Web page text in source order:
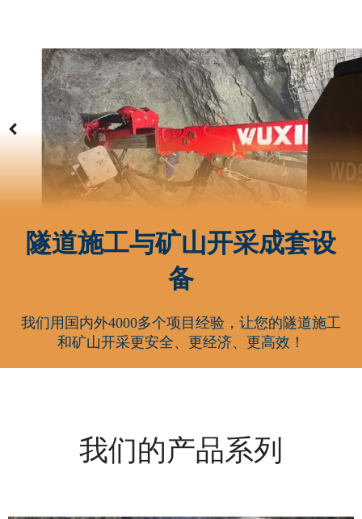
隧道施工与矿山开采成套设
备
我们用国内外4000多个项目经验，让您的隧道施工
和矿山开采更安全、更经济、更高效！
我们的产品系列